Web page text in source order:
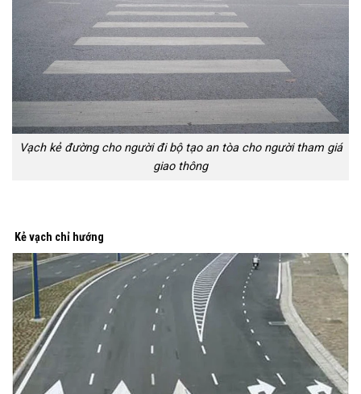
Vạch kẻ đường cho người đi bộ tạo an tòa cho người tham giá
giao thông
Kẻ vạch chỉ hướng